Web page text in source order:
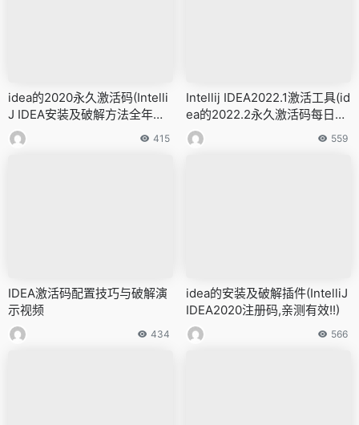
idea的2020永久激活码(Intelli
J IDEA安装及破解方法全年更
新)
415
Intellij IDEA2022.1激活工具(id
ea的2022.2永久激活码每日更
新)
559
IDEA激活码配置技巧与破解演
示视频
434
idea的安装及破解插件(IntelliJ
IDEA2020注册码,亲测有效!!)
566